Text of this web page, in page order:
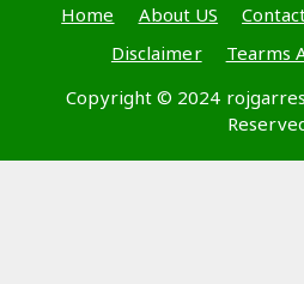
Home About US
Disclaimer
Tearms
Copyright © 2024